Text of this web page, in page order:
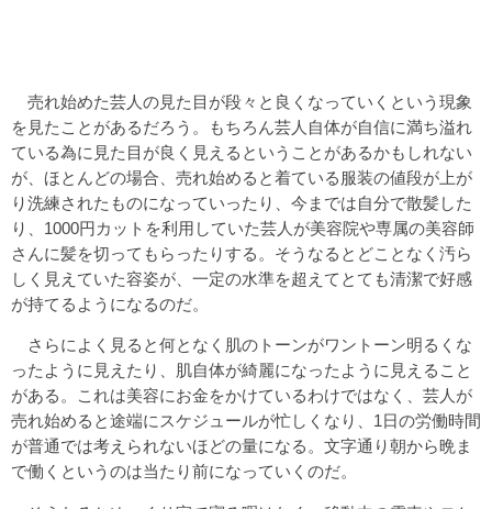
売れ始めた芸人の見た目が段々と良くなっていくという現象
を見たことがあるだろう。もちろん芸人自体が自信に満ち溢れ
ている為に見た目が良く見えるということがあるかもしれない
が、ほとんどの場合、売れ始めると着ている服装の値段が上が
り洗練されたものになっていったり、今までは自分で散髪した
り、1000円カットを利用していた芸人が美容院や専属の美容師
さんに髪を切ってもらったりする。そうなるとどことなく汚ら
しく見えていた容姿が、一定の水準を超えてとても清潔で好感
が持てるようになるのだ。
さらによく見ると何となく肌のトーンがワントーン明るくな
ったように見えたり、肌自体が綺麗になったように見えること
がある。これは美容にお金をかけているわけではなく、芸人が
売れ始めると途端にスケジュールが忙しくなり、1日の労働時間
が普通では考えられないほどの量になる。文字通り朝から晩ま
で働くというのは当たり前になっていくのだ。